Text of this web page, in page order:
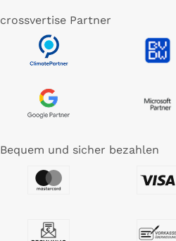
crossvertise Partner
Bequem und sicher bezahlen